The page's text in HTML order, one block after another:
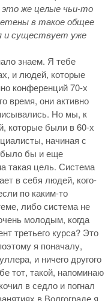
же целые чьи-то
в такое общее
и существует уже
знаем. Я тебе
и людей, которые
конференций 70-х
время, они активно
Но мы, к
которые были в 60-х
начиная с
было бы и еще
такая цель. Система
в себя людей, кого-
по каким-то
либо система не
молодым, когда
третьего курса? Это
я поначалу,
и ничего другого
тот, такой, напоминаю
в седло и погнал
в Волгограде я